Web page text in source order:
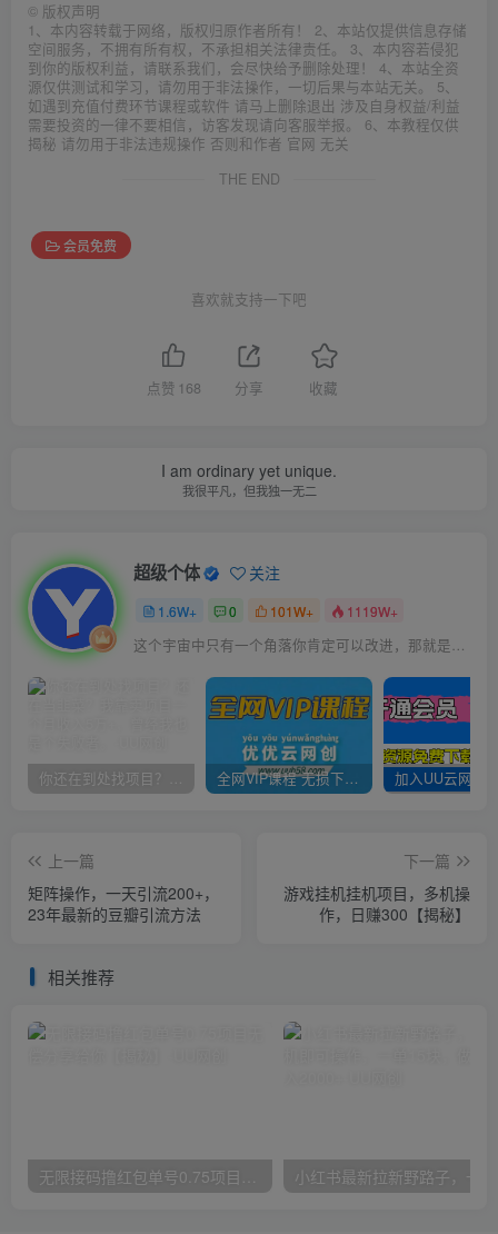
© 版权声明
1、本内容转载于网络，版权归原作者所有！ 2、本站仅提供信息存储
空间服务，不拥有所有权，不承担相关法律责任。 3、本内容若侵犯
到你的版权利益，请联系我们，会尽快给予删除处理！ 4、本站全资
源仅供测试和学习，请勿用于非法操作，一切后果与本站无关。 5、
如遇到充值付费环节课程或软件 请马上删除退出 涉及自身权益/利益
需要投资的一律不要相信，访客发现请向客服举报。 6、本教程仅供
揭秘 请勿用于非法违规操作 否则和作者 官网 无关
THE END
会员免费
喜欢就支持一下吧
点赞 168 分享 收藏
I am ordinary yet unique.
我很平凡，但我独一无二
超级个体 关注
1.6W+ 0 101W+ 1119W+
这个宇宙中只有一个角落你肯定可以改进，那就是你自己
你还在到处找项目？还在当韭菜？我靠卖项目一个月收入5万+，曾经我也是个失败者。 全网VIP课程 无损下载~
上一篇
矩阵操作，一天引流200+，
23年最新的豆瓣引流方法
下一篇
游戏挂机挂机项目，多机操
作，日赚300【揭秘】
相关推荐
无限接码撸红包单号0.75项目无偿分享给你【揭秘】